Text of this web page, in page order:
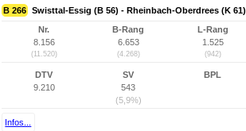
B 266 Swisttal-Essig (B 56) - Rheinbach-Oberdrees (K 61)
Nr.
8.156
(11.520)
B-Rang
6.653
(4.268)
L-Rang
1.525
(942)
DTV
9.210
SV
543
(5,9%)
BPL
Infos...